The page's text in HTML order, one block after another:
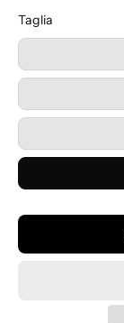
Taglia